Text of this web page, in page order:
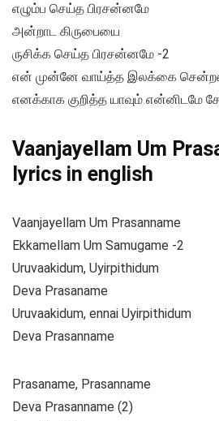
எழும்ப செய்த பிரசன்னமே
அன்றாட கிருபையை
ருசிக்க செய்த பிரசன்னமே -2
என் முன்னே வாய்த்த இலக்கை
எனக்காக குறித்த யாவும் என்னிடமே
Vaanjayellam Um
lyrics in english
Vaanjayellam Um Prasanname
Ekkamellam Um Samugame -2
Uruvaakidum, Uyirpithidum
Deva Prasaname
Uruvaakidum, ennai Uyirpithidum
Deva Prasanname
Prasaname, Prasanname
Deva Prasanname (2)